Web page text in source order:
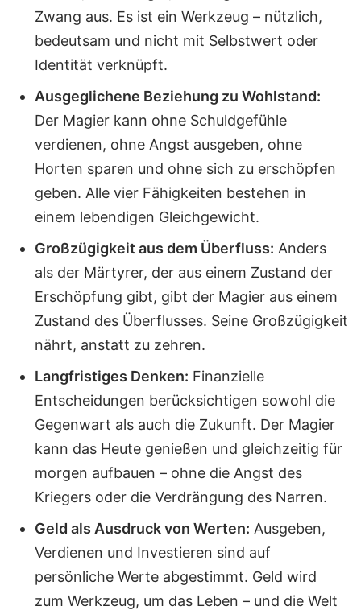
Zwang aus. Es ist ein Werkzeug – nützlich,
bedeutsam und nicht mit Selbstwert oder
Identität verknüpft.
Ausgeglichene Beziehung zu Wohlstand:
Der Magier kann ohne Schuldgefühle
verdienen, ohne Angst ausgeben, ohne
Horten sparen und ohne sich zu erschöpfen
geben. Alle vier Fähigkeiten bestehen in
einem lebendigen Gleichgewicht.
Großzügigkeit aus dem Überfluss: Anders
als der Märtyrer, der aus einem Zustand der
Erschöpfung gibt, gibt der Magier aus einem
Zustand des Überflusses. Seine Großzügigkeit
nährt, anstatt zu zehren.
Langfristiges Denken: Finanzielle
Entscheidungen berücksichtigen sowohl die
Gegenwart als auch die Zukunft. Der Magier
kann das Heute genießen und gleichzeitig für
morgen aufbauen – ohne die Angst des
Kriegers oder die Verdrängung des Narren.
Geld als Ausdruck von Werten: Ausgeben,
Verdienen und Investieren sind auf
persönliche Werte abgestimmt. Geld wird
zum Werkzeug, um das Leben – und die Welt